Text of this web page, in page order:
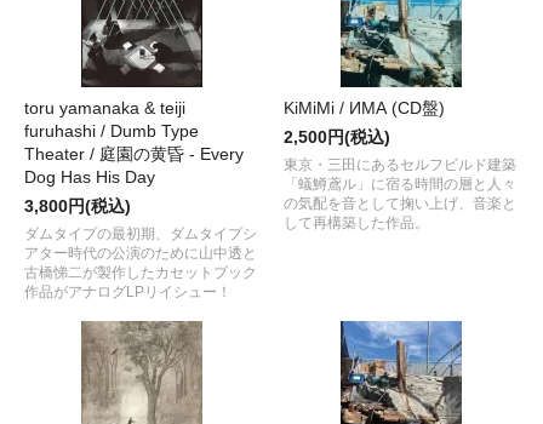
toru yamanaka & teiji
furuhashi / Dumb Type
Theater / 庭園の黄昏 - Every
Dog Has His Day
3,800円(税込)
ダムタイプの最初期、ダムタイプシ
アター時代の公演のために山中透と
古橋悌二が製作したカセットブック
作品がアナログLPリイシュー！
KiMiMi / ИМА (CD盤)
2,500円(税込)
東京・三田にあるセルフビルド建築
「蟻鱒鳶ル」に宿る時間の層と人々
の気配を音として掬い上げ、音楽と
して再構築した作品。